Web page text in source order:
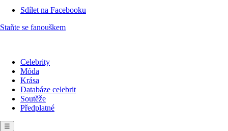
Sdílet na Facebooku
Staňte se fanouškem
Celebrity
Móda
Krása
Databáze celebrit
Soutěže
Předplatné
☰